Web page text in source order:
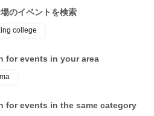
のイベントを検索
college
for events in your area
for events in the same category